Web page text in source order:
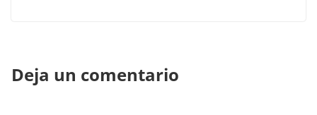
Deja un comentario